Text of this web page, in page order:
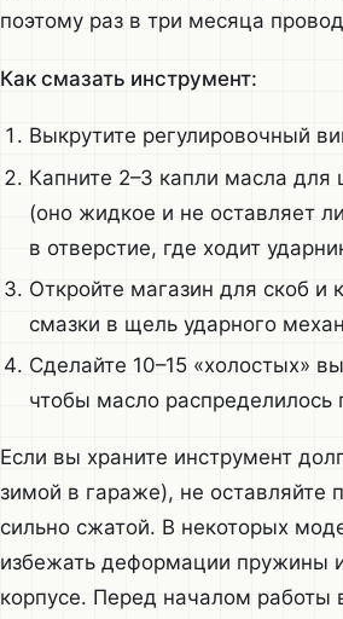
поэтому раз в три месяца
Как смазать инструмент:
Выкрутите регулировочный
Капните 2–3 капли масла
(оно жидкое и не оставляет
в отверстие, где ходит
Откройте магазин для скоб и
смазки в щель ударного
Сделайте 10–15 «холостых»
чтобы масло распределилось
Если вы храните инструмент
зимой в гараже), не оставляйте
сильно сжатой. В некоторых
избежать деформации пружины
корпусе. Перед началом работы